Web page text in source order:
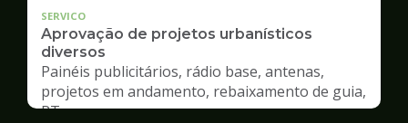
SERVICO
Aprovação de projetos urbanísticos
diversos
Painéis publicitários, rádio base, antenas,
projetos em andamento, rebaixamento de guia,
RT